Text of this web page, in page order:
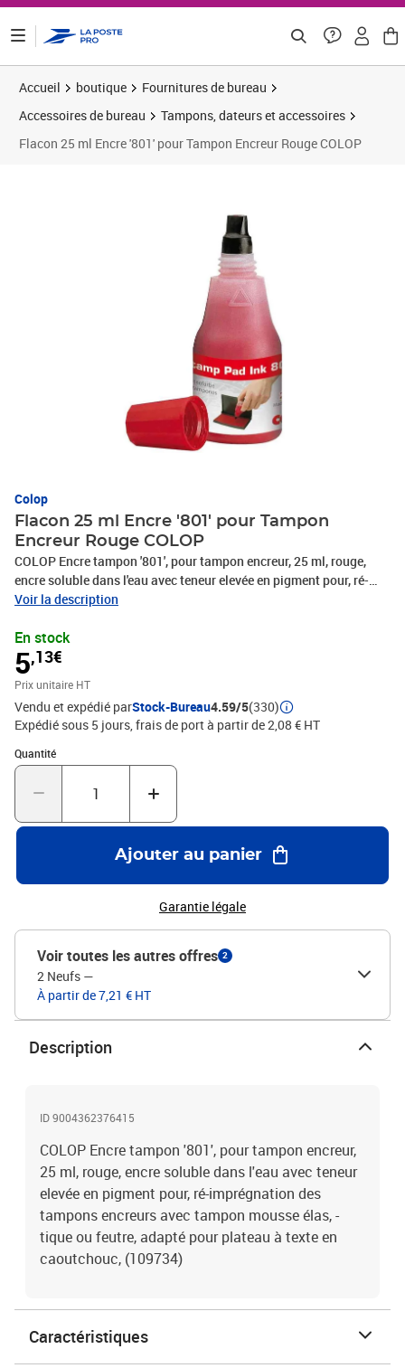
Accueil boutique
Fournitures de bureau
Accessoires de bureau
Tampons, dateurs et accessoires
Flacon 25 ml Encre '801' pour Tampon Encreur Rouge COLOP
Colop
Flacon 25 ml Encre '801' pour Tampon
Encreur Rouge COLOP
COLOP Encre tampon '801', pour tampon encreur, 25 ml, rouge,
encre soluble dans l'eau avec teneur elevée en pigment pour, ré-
imprégnation des tampons encreurs avec tampon mousse élas, -
(109734)
Voir la description
En stock
5,13€
Prix unitaire HT
Vendu et expédié parStock-Bureau4.59/5(330)
Expédié sous 5 jours, frais de port à partir de 2,08 € HT
Quantité
Quantité : 1
Ajouter au panier
Garantie légale
Voir toutes les autres offres 2
2 Neufs —
À partir de 7,21 € HT
Description
ID 9004362376415
COLOP Encre tampon '801', pour tampon encreur,
25 ml, rouge, encre soluble dans l'eau avec teneur
elevée en pigment pour, ré-imprégnation des
tampons encreurs avec tampon mousse élas, -
tique ou feutre, adapté pour plateau à texte en
caoutchouc, (109734)
Caractéristiques